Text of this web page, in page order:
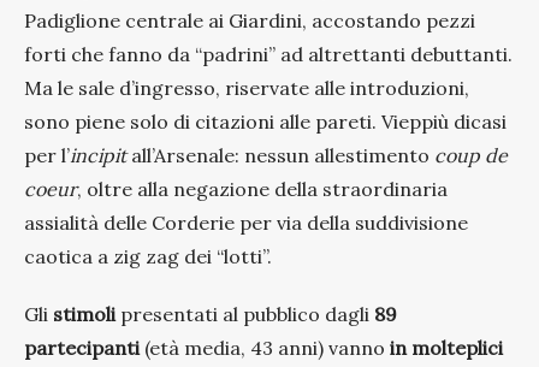
Padiglione centrale ai Giardini, accostando pezzi
forti che fanno da “padrini” ad altrettanti debuttanti.
Ma le sale d’ingresso, riservate alle introduzioni,
sono piene solo di citazioni alle pareti. Vieppiù dicasi
per l’incipitall’Arsenale: nessun allestimento coup de
coeur, oltre alla negazione della straordinaria
assialità delle Corderie per via della suddivisione
caotica a zig zag dei “lotti”.
Gli stimoli presentati al pubblico dagli 89
partecipanti (età media, 43 anni) vanno in molteplici